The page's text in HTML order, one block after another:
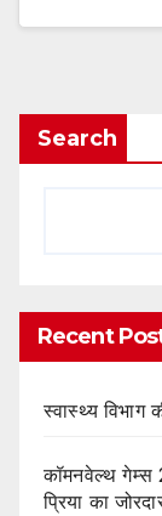
Search
Recent
स्वास्थ्य विभाग
कॉमनवेल्थ गेम्स
प्रिया का